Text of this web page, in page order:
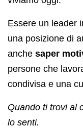
Essere un leader
una posizione di
anche saper
persone che
condivisa e una
Quando ti trovi al
lo senti.